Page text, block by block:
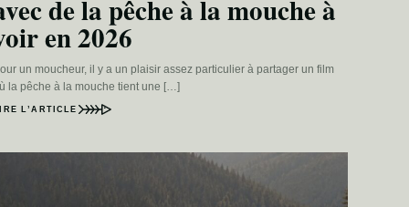
de la pêche à la mouche à
en 2026
un moucheur, il y a un plaisir assez particulier à partager un film
la pêche à la mouche tient une […]
L’ARTICLE